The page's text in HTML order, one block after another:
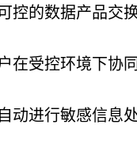
控的数据产品交
在受控环境下协
动进行敏感信息